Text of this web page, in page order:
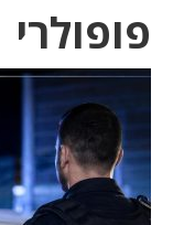
פופולרי